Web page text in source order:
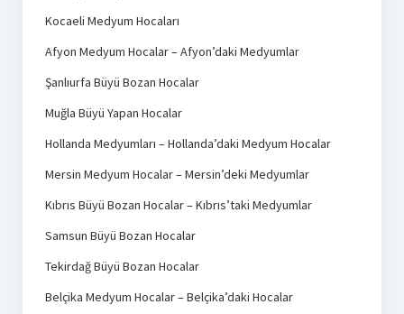
Kocaeli Medyum Hocaları
Afyon Medyum Hocalar – Afyon’daki Medyumlar
Şanlıurfa Büyü Bozan Hocalar
Muğla Büyü Yapan Hocalar
Hollanda Medyumları – Hollanda’daki Medyum Hocalar
Mersin Medyum Hocalar – Mersin’deki Medyumlar
Kıbrıs Büyü Bozan Hocalar – Kıbrıs’taki Medyumlar
Samsun Büyü Bozan Hocalar
Tekirdağ Büyü Bozan Hocalar
Belçika Medyum Hocalar – Belçika’daki Hocalar